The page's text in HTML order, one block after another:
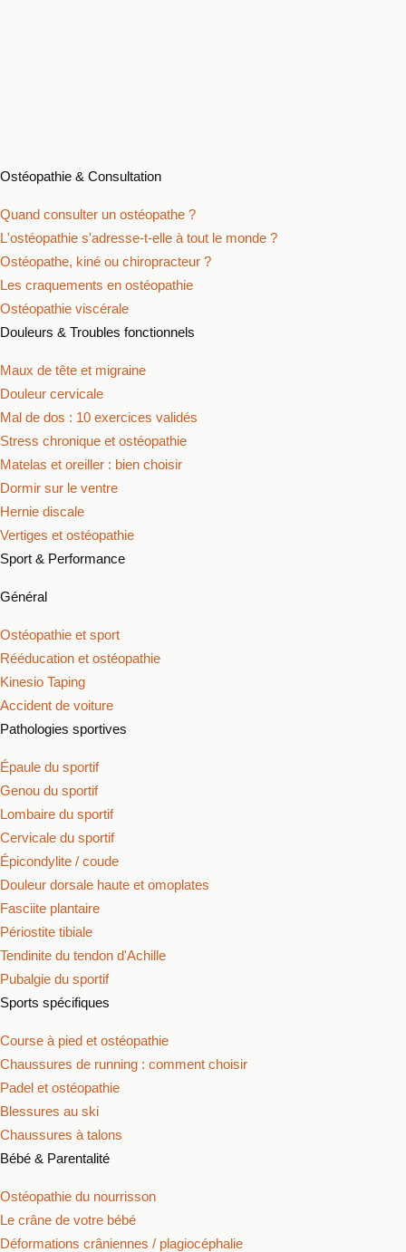
Ostéopathie & Consultation
Quand consulter un ostéopathe ?
L'ostéopathie s'adresse-t-elle à tout le monde ?
Ostéopathe, kiné ou chiropracteur ?
Les craquements en ostéopathie
Ostéopathie viscérale
Douleurs & Troubles fonctionnels
Maux de tête et migraine
Douleur cervicale
Mal de dos : 10 exercices validés
Stress chronique et ostéopathie
Matelas et oreiller : bien choisir
Dormir sur le ventre
Hernie discale
Vertiges et ostéopathie
Sport & Performance
Général
Ostéopathie et sport
Rééducation et ostéopathie
Kinesio Taping
Accident de voiture
Pathologies sportives
Épaule du sportif
Genou du sportif
Lombaire du sportif
Cervicale du sportif
Épicondylite / coude
Douleur dorsale haute et omoplates
Fasciite plantaire
Périostite tibiale
Tendinite du tendon d'Achille
Pubalgie du sportif
Sports spécifiques
Course à pied et ostéopathie
Chaussures de running : comment choisir
Padel et ostéopathie
Blessures au ski
Chaussures à talons
Bébé & Parentalité
Ostéopathie du nourrisson
Le crâne de votre bébé
Déformations crâniennes / plagiocéphalie